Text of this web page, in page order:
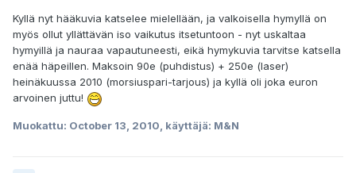
Kyllä nyt hääkuvia katselee mielellään, ja valkoisella hymyllä on
myös ollut yllättävän iso vaikutus itsetuntoon - nyt uskaltaa
hymyillä ja nauraa vapautuneesti, eikä hymykuvia tarvitse katsella
enää häpeillen. Maksoin 90e (puhdistus) + 250e (laser)
heinäkuussa 2010 (morsiuspari-tarjous) ja kyllä oli joka euron
arvoinen juttu!
Muokattu: October 13, 2010 , käyttäjä: M&N